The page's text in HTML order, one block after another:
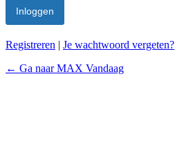
Registreren | Je wachtwoord vergeten?
← Ga naar MAX Vandaag